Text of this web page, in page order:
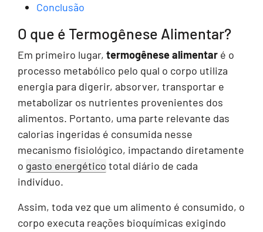
Conclusão
O que é Termogênese Alimentar?
Em primeiro lugar, termogênese alimentar é o
processo metabólico pelo qual o corpo utiliza
energia para digerir, absorver, transportar e
metabolizar os nutrientes provenientes dos
alimentos. Portanto, uma parte relevante das
calorias ingeridas é consumida nesse
mecanismo fisiológico, impactando diretamente
o gasto energético total diário de cada
indivíduo.
Assim, toda vez que um alimento é consumido, o
corpo executa reações bioquímicas exigindo